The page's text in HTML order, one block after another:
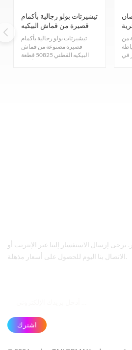
تيشيرتات بولو رجالية بأكمام
قصيرة من قماش البيكيه
القطني، فائضة من
المخزون
تيشيرتات بولو رجالية بأكمام
قصيرة مصنوعة من قماش
البيكيه القطني 50825 قطعة
من
في
50 ٪ أو أكثر. يرجى إرسال الاستفسار إلينا عبر الإنترنت أو
الاتصال بنا اليوم للحصول على أسعار مذهلة.
اشترك